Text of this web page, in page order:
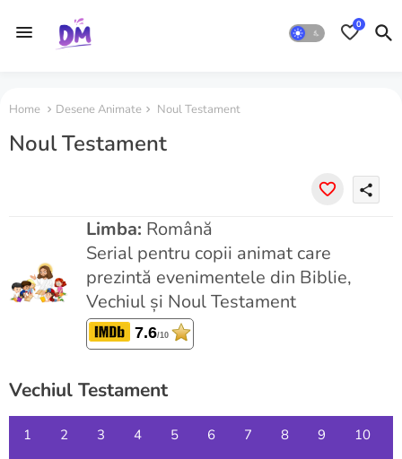
0
Home Desene Animate Noul Testament
Noul Testament
share
Limba: Română
Serial pentru copii animat care
prezintă evenimentele din Biblie,
Vechiul și Noul Testament
7.6/10
Vechiul Testament
1 2 3 4 5 6 7 8 9 10